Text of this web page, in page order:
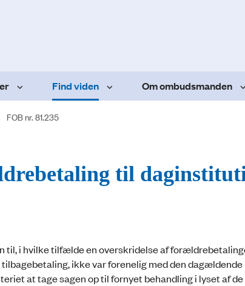
Find viden Om ombudsmanden
FOB nr. 81.235
til
til, i hvilke tilfælde en overskridelse af
ikke var forenelig med den
at tage sagen op til fornyet behandling i lyset af